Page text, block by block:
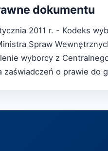
dokumentu
2011 r. - Kodeks
Spraw
wyborcy z
zaświadczeń o prawie do